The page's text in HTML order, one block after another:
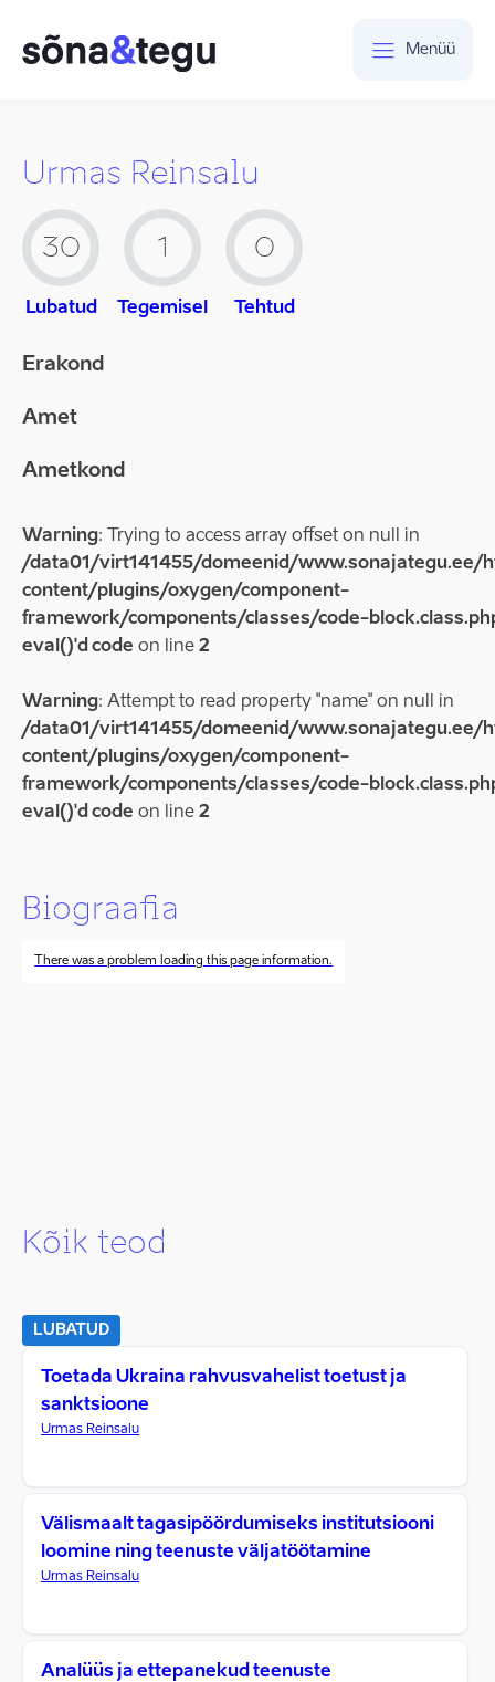
Menüü
Urmas Reinsalu
30
Lubatud
1
Tegemisel
0
Tehtud
Erakond
Amet
Ametkond
Warning: Trying to access array offset on null in
/data01/virt141455/domeenid/www.sonajategu.ee/
content/plugins/oxygen/component-
framework/components/classes/code-
eval()'d code on line 2
Warning: Attempt to read property "name" on null in
/data01/virt141455/domeenid/www.sonajategu.ee/
content/plugins/oxygen/component-
framework/components/classes/code-
eval()'d code on line 2
Biograafia
There was a problem loading this page information.
Kõik teod
LUBATUD
Toetada Ukraina rahvusvahelist toetust ja
sanktsioone
Urmas Reinsalu
Välismaalt tagasipöördumiseks institutsiooni
loomine ning teenuste väljatöötamine
Urmas Reinsalu
Analüüs ja ettepanekud teenuste